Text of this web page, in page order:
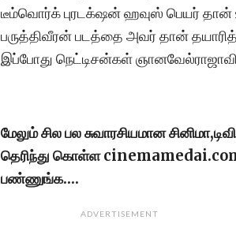
டீம்வொர்க் புரடக்‌ஷன் ஹவுஸ் பெயர்
பருத்திவீரன் படத்தை அவர் தான்
இப்போது நெட்டிசன்கள்
மேலும் சில பல சுவாரசியமான
தெரிந்து கொள்ள
பண்ணுங்க….
ADVERTISEMENT